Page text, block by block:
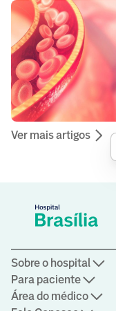
Ver mais artigos
Sobre o hospital
Para paciente
Área do médico